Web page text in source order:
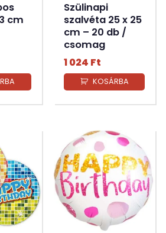
cm
Szülinapi
szalvéta 25 x 25
cm – 20 db /
csomag
1 024 Ft
KOSÁRBA